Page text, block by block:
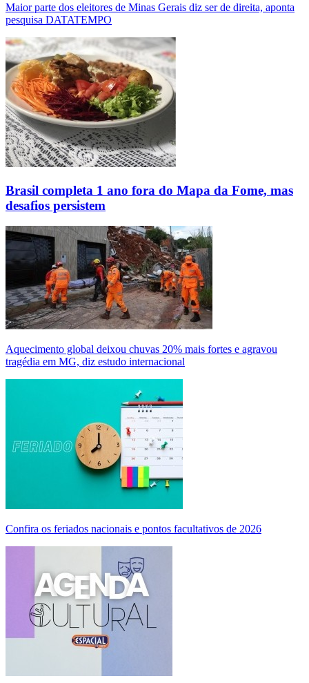
Maior parte dos eleitores de Minas Gerais diz ser de direita, aponta
pesquisa DATATEMPO
Brasil completa 1 ano fora do Mapa da Fome, mas
desafios persistem
Aquecimento global deixou chuvas 20% mais fortes e agravou
tragédia em MG, diz estudo internacional
Confira os feriados nacionais e pontos facultativos de 2026